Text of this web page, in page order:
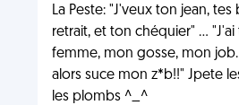
La Peste: "J'veux ton jean,
retrait, et ton chéquier" ...
femme, mon gosse, mon
alors suce mon z*b!!" Jpete
les plombs ^_^